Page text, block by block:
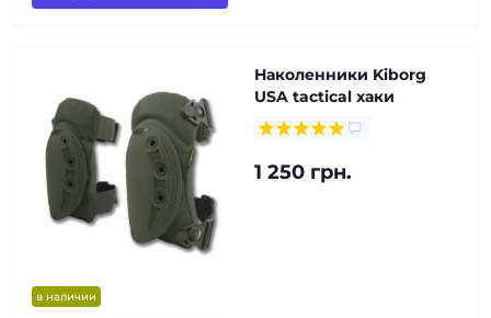
в наличии
Наколенники Kiborg
USA tactical хаки
1 250 грн.